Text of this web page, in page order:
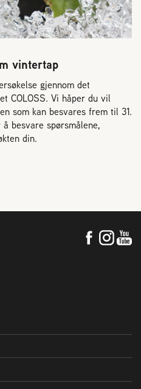
vintertap
gjennom det
COLOSS. Vi håper du vil
som kan besvares frem til 31.
besvare spørsmålene,
din.